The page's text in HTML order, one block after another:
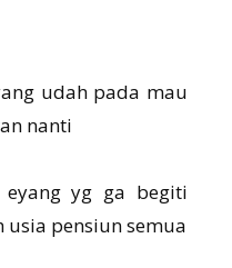
udah pada mau
nanti
yg ga begiti
pensiun semua